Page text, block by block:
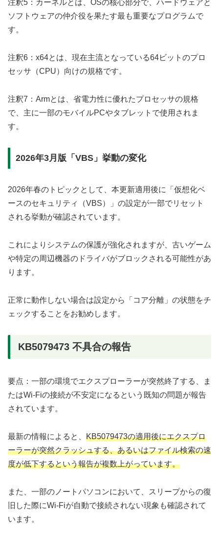
注釈5：カーネルとは、OSの核心部分で、ハードウェアと
ソフトウェアの仲介役を果たす最も重要なプログラムで
す。
注釈6：x64とは、現在主流となっている64ビットのプロ
セッサ（CPU）向けの規格です。
注釈7：Armとは、省電力性に優れたプロセッサの規格
で、主に一部のモバイルPCやタブレットで使用されま
す。
2026年3月版「VBS」挙動の変化
2026年春のトピックとして、本更新適用後に「仮想化ベ
ースのセキュリティ（VBS）」の設定が一部でリセット
される挙動が確認されています。
これによりシステムの保護が強化されますが、古いゲーム
や特定の周辺機器のドライバがブロックされる可能性があ
ります。
正常に動作しない場合は設定から「コア分離」の状態をチ
ェックすることをお勧めします。
KB5079473 不具合の報告
要点：一部の環境でエクスプローラーが突然終了する、ま
たはWi-Fiの接続が不安定になるという既知の問題が報告
されています。
最新の情報によると、 KB5079473の適用後にエクスプロ
ーラーが突然クラッシュする、あるいはファイル検索の速
度が低下するという報告が複数上がっています。
また、一部のノートパソコンにおいて、スリープからの復
旧した際にWi-Fiが自動で接続されない現象も確認されて
います。